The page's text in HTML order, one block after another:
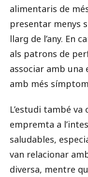
alimentaris de
presentar menys
llarg de l’any. En
als patrons de
associar amb una
amb més
L’estudi també
empremta a
saludables,
van relacionar
diversa, mentre